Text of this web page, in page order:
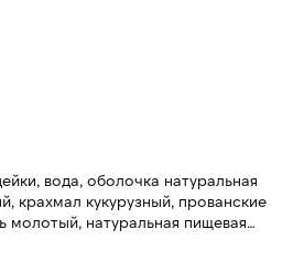
вода, оболочка натуральная
крахмал кукурузный, прованские
молотый, натуральная пищевая
базилик, имбирь, паприка,